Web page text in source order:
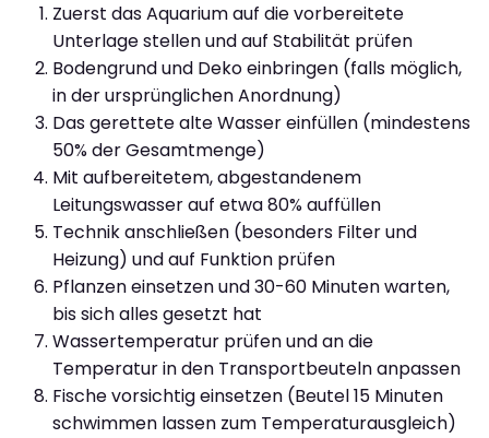
Zuerst das Aquarium auf die vorbereitete
Unterlage stellen und auf Stabilität prüfen
Bodengrund und Deko einbringen (falls möglich,
in der ursprünglichen Anordnung)
Das gerettete alte Wasser einfüllen (mindestens
50% der Gesamtmenge)
Mit aufbereitetem, abgestandenem
Leitungswasser auf etwa 80% auffüllen
Technik anschließen (besonders Filter und
Heizung) und auf Funktion prüfen
Pflanzen einsetzen und 30-60 Minuten warten,
bis sich alles gesetzt hat
Wassertemperatur prüfen und an die
Temperatur in den Transportbeuteln anpassen
Fische vorsichtig einsetzen (Beutel 15 Minuten
schwimmen lassen zum Temperaturausgleich)